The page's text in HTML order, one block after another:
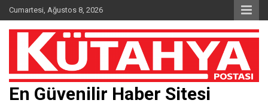
Skip
to
content
Cumartesi, Ağustos 8, 2026
En Güvenilir Haber Sitesi